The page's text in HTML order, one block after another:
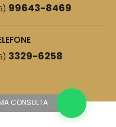
99643-8469
3329-6258
CONSULTA